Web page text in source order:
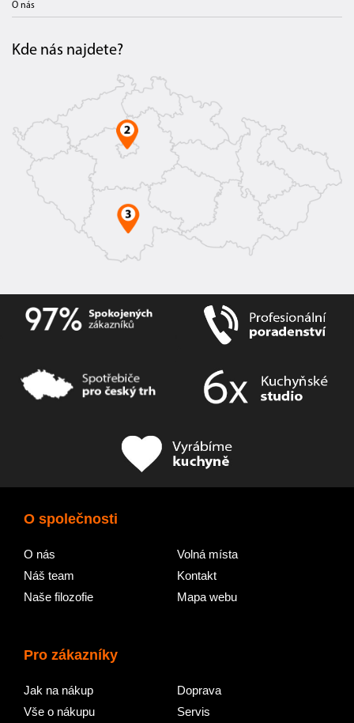
O nás
Kde nás najdete?
O společnosti
O nás
Náš team
Naše filozofie
Volná místa
Kontakt
Mapa webu
Pro zákazníky
Jak na nákup
Vše o nákupu
Doprava
Servis